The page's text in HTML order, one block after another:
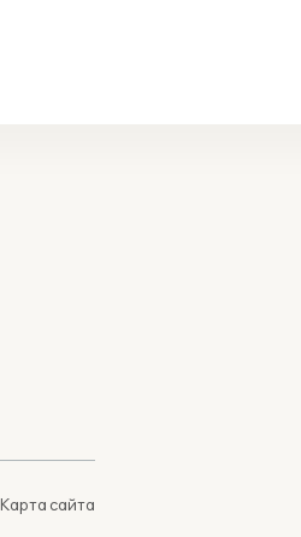
Карта сайта